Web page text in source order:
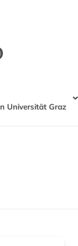
Universität Graz